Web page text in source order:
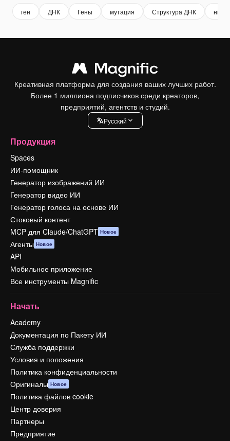
ген ДНК Гены мутация Структура ДНК нить
Креативная платформа для создания ваших лучших работ.
Более 1 миллиона подписчиков среди креаторов,
предприятий, агентств и студий.
Pусский
Продукция
Spaces
ИИ-помощник
Генератор изображений ИИ
Генератор видео ИИ
Генератор голоса на основе ИИ
Стоковый контент
MCP для Claude/ChatGPT Новое
Агенты Новое
API
Мобильное приложение
Все инструменты Magnific
Начать
Academy
Документация по Пакету ИИ
Служба поддержки
Условия и положения
Политика конфиденциальности
Оригиналы Новое
Политика файлов cookie
Центр доверия
Партнеры
Предприятие